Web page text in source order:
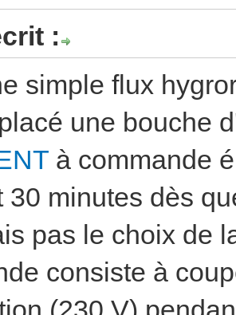
:
simple flux
une bouche
à commande
30 minutes dès
pas le choix de
consiste à